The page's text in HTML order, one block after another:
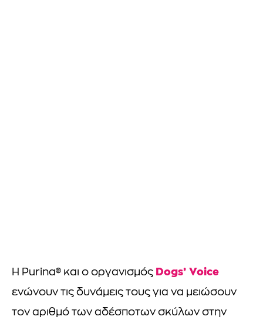
Η Purina® και ο οργανισμός Dogs’ Voice
ενώνουν τις δυνάμεις τους για να μειώσουν
τον αριθμό των αδέσποτων σκύλων στην